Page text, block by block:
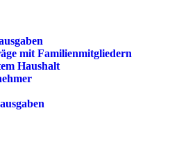
mit Familienmitgliedern
Haushalt